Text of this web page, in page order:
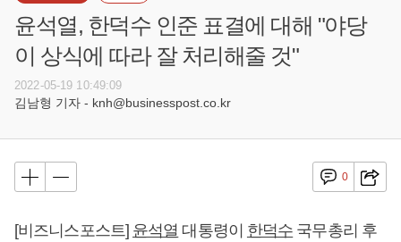
윤석열, 한덕수 인준 표결에 대해 "야당
이 상식에 따라 잘 처리해줄 것"
2022-05-19 10:49:09
김남형 기자 - knh@businesspost.co.kr
0
[비즈니스포스트] 윤석열 대통령이 한덕수 국무총리 후